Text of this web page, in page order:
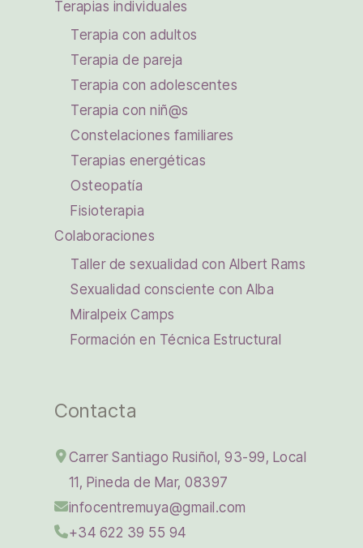
Terapias individuales
Terapia con adultos
Terapia de pareja
Terapia con adolescentes
Terapia con niñ@s
Constelaciones familiares
Terapias energéticas
Osteopatía
Fisioterapia
Colaboraciones
Taller de sexualidad con Albert Rams
Sexualidad consciente con Alba
Miralpeix Camps
Formación en Técnica Estructural
Contacta
Carrer Santiago Rusiñol, 93-99, Local
11, Pineda de Mar, 08397
infocentremuya@gmail.com
+34 622 39 55 94